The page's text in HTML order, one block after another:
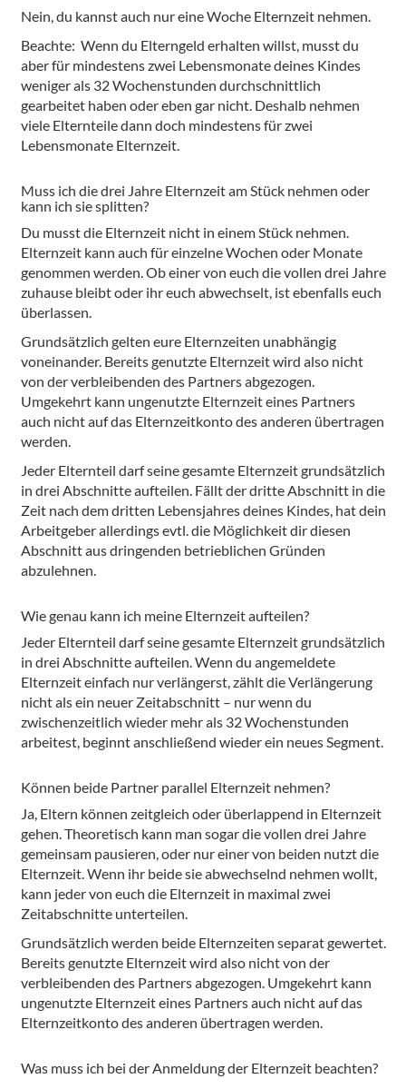
Nein, du kannst auch nur eine Woche Elternzeit nehmen.
Beachte: Wenn du Elterngeld erhalten willst, musst du
aber für mindestens zwei Lebensmonate deines Kindes
weniger als 32 Wochenstunden durchschnittlich
gearbeitet haben oder eben gar nicht. Deshalb nehmen
viele Elternteile dann doch mindestens für zwei
Lebensmonate Elternzeit.
Muss ich die drei Jahre Elternzeit am Stück nehmen oder
kann ich sie splitten?
Du musst die Elternzeit nicht in einem Stück nehmen.
Elternzeit kann auch für einzelne Wochen oder Monate
genommen werden. Ob einer von euch die vollen drei Jahre
zuhause bleibt oder ihr euch abwechselt, ist ebenfalls euch
überlassen.
Grundsätzlich gelten eure Elternzeiten unabhängig
voneinander. Bereits genutzte Elternzeit wird also nicht
von der verbleibenden des Partners abgezogen.
Umgekehrt kann ungenutzte Elternzeit eines Partners
auch nicht auf das Elternzeitkonto des anderen übertragen
werden.
Jeder Elternteil darf seine gesamte Elternzeit grundsätzlich
in drei Abschnitte aufteilen. Fällt der dritte Abschnitt in die
Zeit nach dem dritten Lebensjahres deines Kindes, hat dein
Arbeitgeber allerdings evtl. die Möglichkeit dir diesen
Abschnitt aus dringenden betrieblichen Gründen
abzulehnen.
Wie genau kann ich meine Elternzeit aufteilen?
Jeder Elternteil darf seine gesamte Elternzeit grundsätzlich
in drei Abschnitte aufteilen. Wenn du angemeldete
Elternzeit einfach nur verlängerst, zählt die Verlängerung
nicht als ein neuer Zeitabschnitt – nur wenn du
zwischenzeitlich wieder mehr als 32 Wochenstunden
arbeitest, beginnt anschließend wieder ein neues Segment.
Können beide Partner parallel Elternzeit nehmen?
Ja, Eltern können zeitgleich oder überlappend in Elternzeit
gehen. Theoretisch kann man sogar die vollen drei Jahre
gemeinsam pausieren, oder nur einer von beiden nutzt die
Elternzeit. Wenn ihr beide sie abwechselnd nehmen wollt,
kann jeder von euch die Elternzeit in maximal zwei
Zeitabschnitte unterteilen.
Grundsätzlich werden beide Elternzeiten separat gewertet.
Bereits genutzte Elternzeit wird also nicht von der
verbleibenden des Partners abgezogen. Umgekehrt kann
ungenutzte Elternzeit eines Partners auch nicht auf das
Elternzeitkonto des anderen übertragen werden.
Was muss ich bei der Anmeldung der Elternzeit beachten?